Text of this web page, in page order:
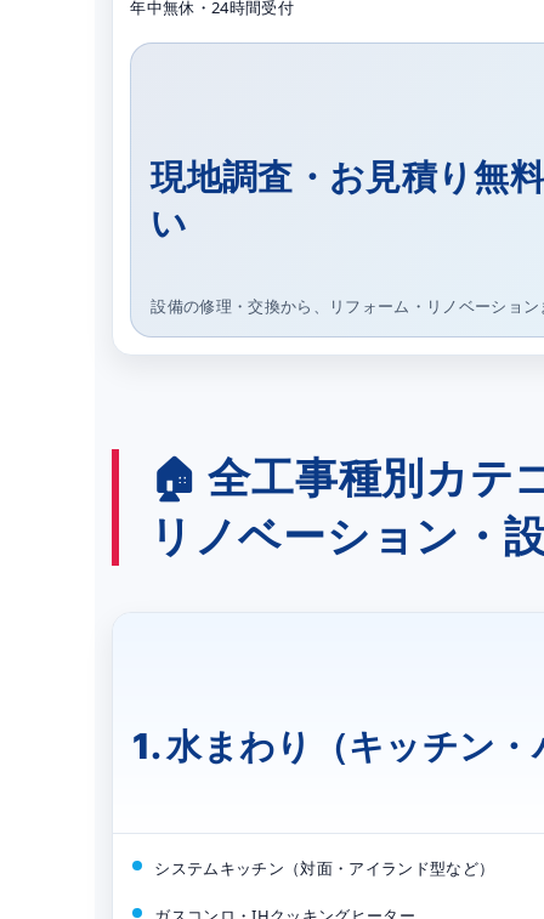
年中無休・24時間受付
現地調査・お見積り無
い
設備の修理・交換から、リフォーム・リノベーショ
🏠 全工事種別カテ
リノベーション・
1. 水まわり（キッチン
システムキッチン（対面・アイランド型など）